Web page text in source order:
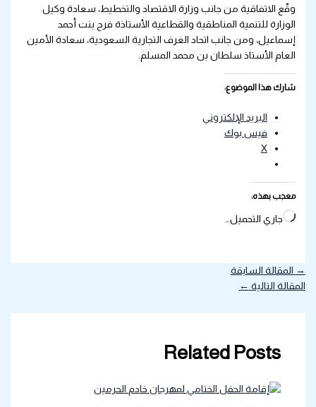
وقّع الاتفاقية من جانب وزارة الاقتصاد والتخطيط، سعادة وكيل
الوزارة للتنمية المناطقية والقطاعية الأستاذة فرح بنت أحمد
إسماعيل، ومن جانب اتحاد الغرف التجارية السعودية، سعادة الأمين
العام الأستاذ سلطان بن محمد المسلم.
شارك هذا الموضوع:
البريد الإلكتروني
فيس بوك
X
معجب بهذه:
جاري التحميل…
→ المقالة السابقة
المقالة التالية ←
Related Posts